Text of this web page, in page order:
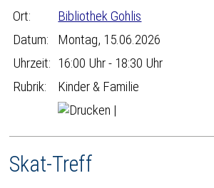
Ort:
Bibliothek Gohlis
Datum:
Montag, 15.06.2026
Uhrzeit: 16:00 Uhr - 18:30 Uhr
Rubrik:
Kinder & Familie
|
Skat-Treff